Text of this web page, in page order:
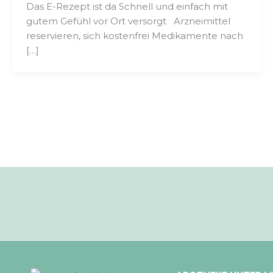
Das E-Rezept ist da Schnell und einfach mit
gutem Gefühl vor Ort versorgt Arzneimittel
reservieren, sich kostenfrei Medikamente nach
[…]